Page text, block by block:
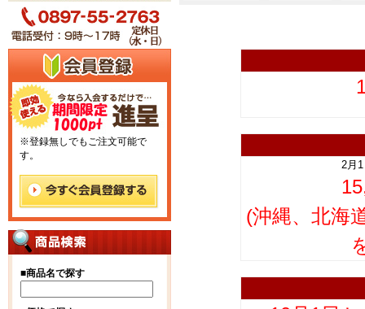
※登録無しでもご注文可能で
す。
■商品名で探す
2月
(沖縄、北海